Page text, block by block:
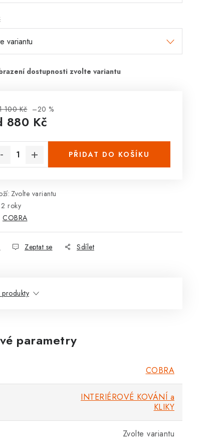
100 Kč –20 %
880 Kč
PŘIDAT DO KOŠÍKU
Zvolte variantu
2 roky
COBRA
Zeptat se Sdílet
parametry
COBRA
INTERIÉROVÉ KOVÁNÍ a
KLIKY
Zvolte variantu